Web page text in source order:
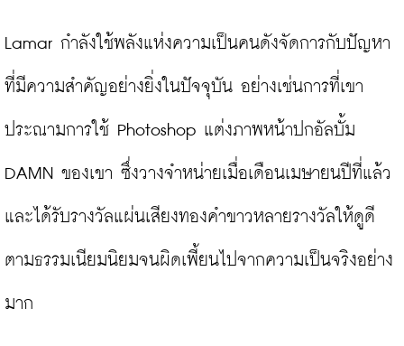
Lamar กำลังใช้พลังแห่งความเป็นคนดังจัดการกับปัญหา
ที่มีความสำคัญอย่างยิ่งในปัจจุบัน อย่างเช่นการที่เขา
ประณามการใช้ Photoshop แต่งภาพหน้าปกอัลบั้ม
DAMN ของเขา ซึ่งวางจำหน่ายเมื่อเดือนเมษายนปีที่แล้ว
และได้รับรางวัลแผ่นเสียงทองคำขาวหลายรางวัลให้ดูดี
ตามธรรมเนียมนิยมจนผิดเพี้ยนไปจากความเป็นจริงอย่าง
มาก